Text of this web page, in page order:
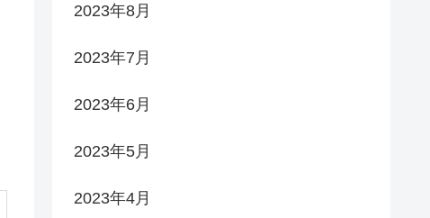
2023年8月
2023年7月
2023年6月
2023年5月
2023年4月